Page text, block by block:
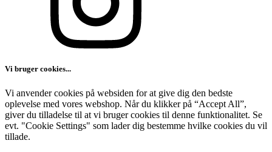
Vi bruger cookies...
Vi anvender cookies på websiden for at give dig den bedste
oplevelse med vores webshop. Når du klikker på “Accept All”,
giver du tilladelse til at vi bruger cookies til denne funktionalitet. Se
evt. "Cookie Settings" som lader dig bestemme hvilke cookies du vil
tillade.